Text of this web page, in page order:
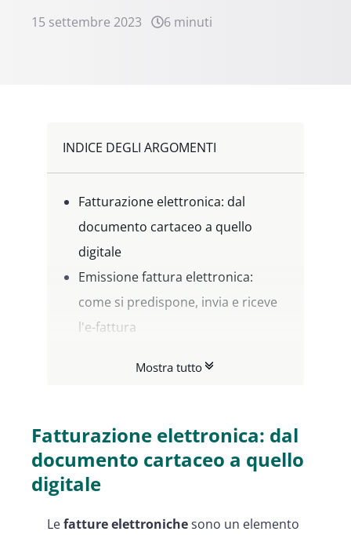
15 settembre 2023 6 minuti
INDICE DEGLI ARGOMENTI
Fatturazione elettronica: dal
documento cartaceo a quello
digitale
Emissione fattura elettronica:
come si predispone, invia e riceve
l'e-fattura
soluzione semplice e veloce
Mostra tutto
Fatturazione elettronica: dal
documento cartaceo a quello
digitale
Lefatture elettronichesono un elemento